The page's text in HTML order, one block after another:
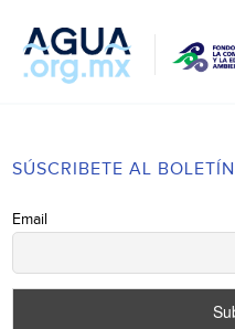
SÚSCRIBETE AL BOLETÍN
Email